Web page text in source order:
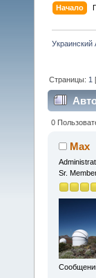
Начало
Страницы: 1
0
Max
Sr.